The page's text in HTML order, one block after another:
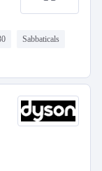
Sabbaticals